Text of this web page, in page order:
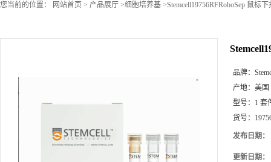
您当前的位置： 网站首页 > 产品展厅 >细胞培养基 >Stemcell19756RFRoboSep 鼠标
品牌：
产地： 美国
型号： 1 套
货号：
发布日期：
更新日期：